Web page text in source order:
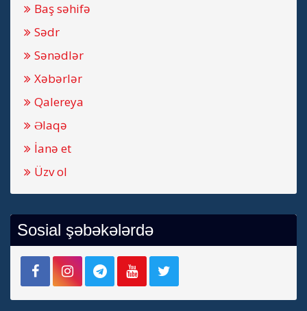
Baş səhifə
Sədr
Sənədlər
Xəbərlər
Qalereya
Əlaqə
İanə et
Üzv ol
Sosial şəbəkələrdə